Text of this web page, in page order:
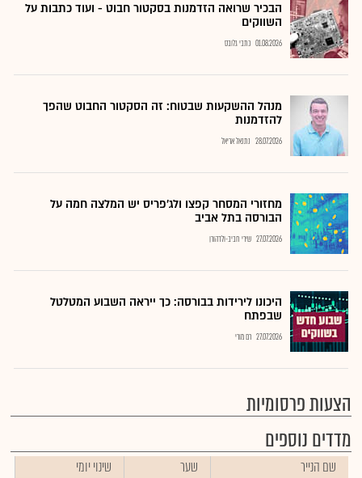
הבכיר שרואה הזדמנות בסקטור חבוט - ועוד כתבות על
השווקים
01.08.2026 כתבי גלובס
מנהל ההשקעות שבטוח: זה הסקטור החבוט שהפך
להזדמנות
28.07.2026 נתנאל אריאל
מחזורי המסחר קפצו ולג'פריס יש המלצה חמה על
הבורסה בתל אביב
27.07.2026 שירי חביב-ולדהורן
היכונו לירידות בבורסה: כך ייראה השבוע המטלטל
שבפתח
27.07.2026 רם מורי
הצעות פרסומיות
מדדים נוספים
שם הנייר שער
שינוי יומי